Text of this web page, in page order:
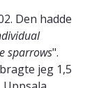
Den hadde
sparrows".
jeg 1,5